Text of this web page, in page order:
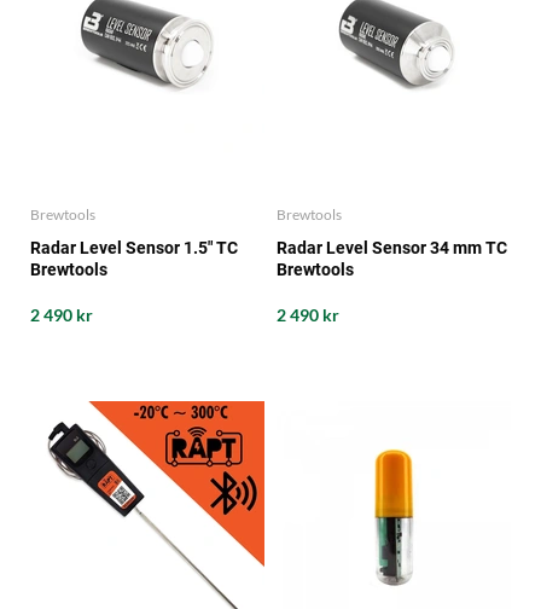
Brewtools
Radar Level Sensor 1.5" TC
Brewtools
2 490 kr
Brewtools
Radar Level Sensor 34 mm TC
Brewtools
2 490 kr